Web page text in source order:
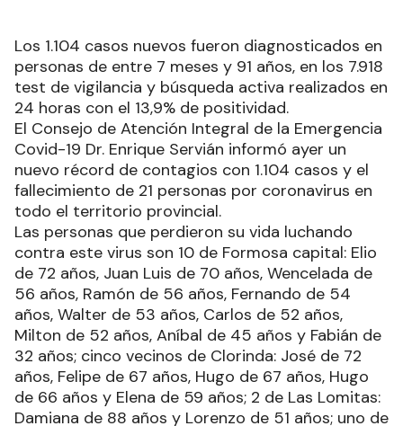
Los 1.104 casos nuevos fueron diagnosticados en
personas de entre 7 meses y 91 años, en los 7.918
test de vigilancia y búsqueda activa realizados en
24 horas con el 13,9% de positividad.
El Consejo de Atención Integral de la Emergencia
Covid-19 Dr. Enrique Servián informó ayer un
nuevo récord de contagios con 1.104 casos y el
fallecimiento de 21 personas por coronavirus en
todo el territorio provincial.
Las personas que perdieron su vida luchando
contra este virus son 10 de Formosa capital: Elio
de 72 años, Juan Luis de 70 años, Wencelada de
56 años, Ramón de 56 años, Fernando de 54
años, Walter de 53 años, Carlos de 52 años,
Milton de 52 años, Aníbal de 45 años y Fabián de
32 años; cinco vecinos de Clorinda: José de 72
años, Felipe de 67 años, Hugo de 67 años, Hugo
de 66 años y Elena de 59 años; 2 de Las Lomitas:
Damiana de 88 años y Lorenzo de 51 años; uno de